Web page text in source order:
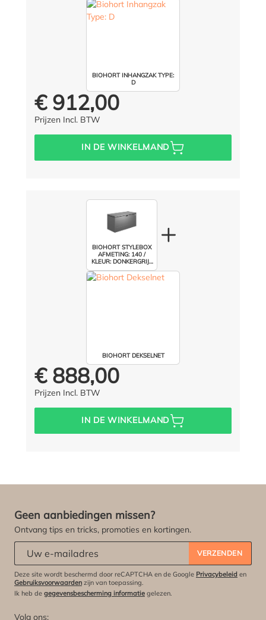
BIOHORT INHANGZAK TYPE:
D
Prijs voor iedereen:
€ 912,00
Prijzen Incl. BTW
IN DE WINKELMAND
BIOHORT STYLEBOX
AFMETING: 140 /
KLEUR: DONKERGRIJS
METALLIC
BIOHORT DEKSELNET
Prijs voor iedereen:
€ 888,00
Prijzen Incl. BTW
IN DE WINKELMAND
Geen aanbiedingen missen?
Ontvang tips en tricks, promoties en kortingen.
VERZENDEN
Deze site wordt beschermd door reCAPTCHA en de Google Privacybeleid en
Gebruiksvoorwaarden zijn van toepassing.
Ik heb de gegevensbescherming informatie gelezen.
Volg ons: